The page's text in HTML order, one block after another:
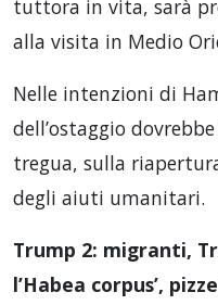
tuttora in vita, sarà
alla visita in Medio
Nelle intenzioni di
dell’ostaggio
tregua, sulla
degli aiuti umanitari.
Trump 2: migranti,
l’Habea corpus’,